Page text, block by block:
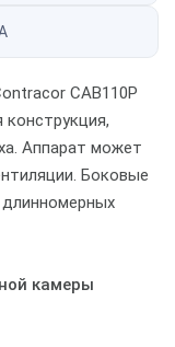
CAB110Р
конструкция,
Аппарат может
Боковые
камеры